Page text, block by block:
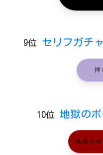
9位 セリフガチ
押
10位 地獄の
地獄の